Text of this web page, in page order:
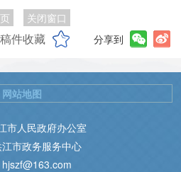
关闭窗口
稿件收藏 分享到
市人民政府办公室
市政务服务中心
网站地图